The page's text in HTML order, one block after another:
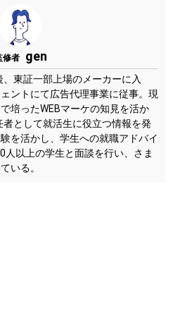
修者 gen
東証一部上場のメーカーに入
ントにて広告代理事業に従事。現
培ったWEBマーケの知見を活か
として就活生に役立つ情報を発
を活かし、学生への就職アドバイ
人以上の学生と面談を行い、さま
いる。